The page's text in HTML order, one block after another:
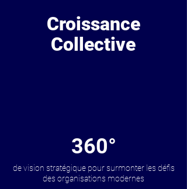
Croissance
Collective
360°
de vision stratégique pour surmonter les défis
des organisations modernes